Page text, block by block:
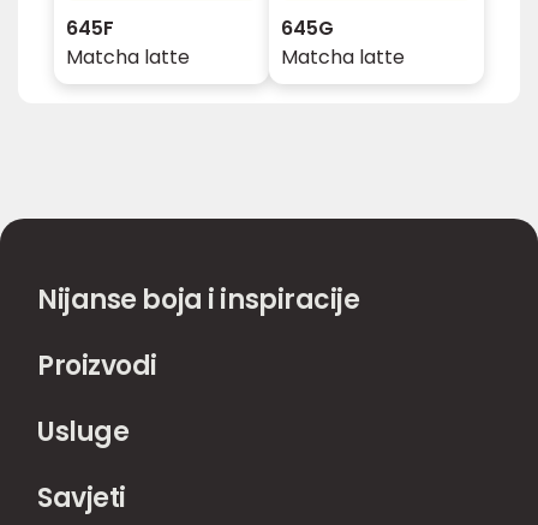
645F
Matcha latte
645G
Matcha latte
Nijanse boja i inspiracije
Proizvodi
Usluge
Savjeti